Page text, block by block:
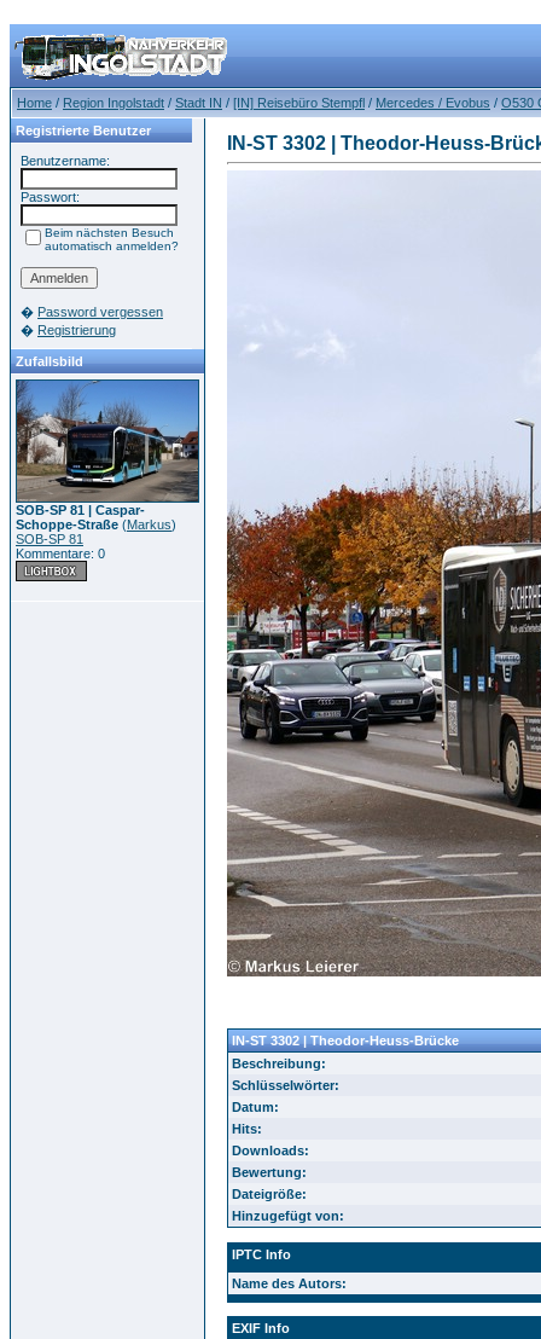
Home / Region Ingolstadt / Stadt IN / [IN] Reisebüro Stempfl / Mercedes / Evobus / O530
Registrierte Benutzer
Benutzername:
Passwort:
Beim nächsten Besuch
automatisch anmelden?
� Password vergessen
� Registrierung
Zufallsbild
SOB-SP 81 | Caspar-
Schoppe-Straße (Markus)
SOB-SP 81
Kommentare: 0
IN-ST 3302 | Theodor-Heuss-
IN-ST 3302 | Theodor-Heuss-Brücke
Beschreibung:
Schlüsselwörter:
Datum:
Hits:
Downloads:
Bewertung:
Dateigröße:
Hinzugefügt von:
IPTC Info
Name des Autors:
EXIF Info